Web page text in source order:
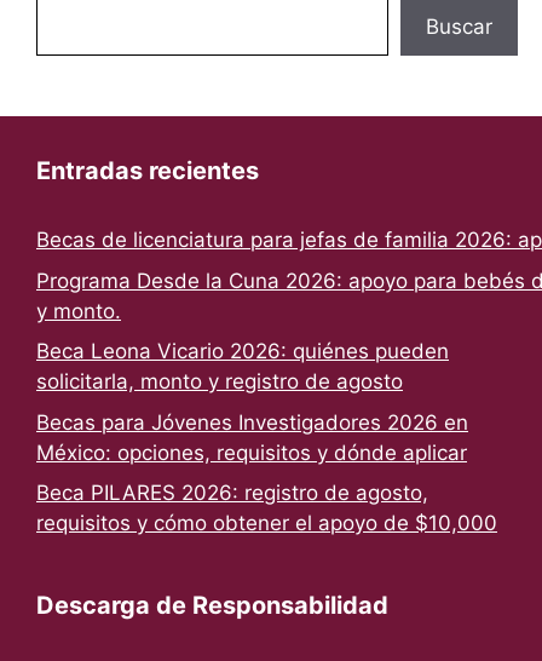
Buscar
Entradas recientes
Becas de licenciatura para jefas de familia 2026:
Programa Desde la Cuna 2026: apoyo para bebés
y monto.
Beca Leona Vicario 2026: quiénes pueden
solicitarla, monto y registro de agosto
Becas para Jóvenes Investigadores 2026 en
México: opciones, requisitos y dónde aplicar
Beca PILARES 2026: registro de agosto,
requisitos y cómo obtener el apoyo de $10,000
Descarga de Responsabilidad